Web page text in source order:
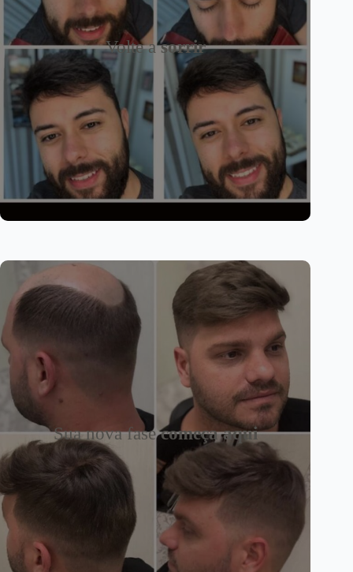
Volte asorrir
Sua nova fasecomeça aqui